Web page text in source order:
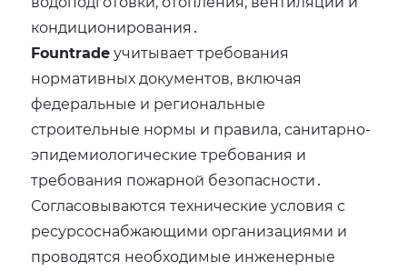
кондиционирования․
Fountradeучитывает требования
нормативных документов‚ включая
федеральные и региональные
строительные нормы и правила‚ санитарно-
эпидемиологические требования и
требования пожарной безопасности․
Согласовываются технические условия с
ресурсоснабжающими организациями и
проводятся необходимые инженерные